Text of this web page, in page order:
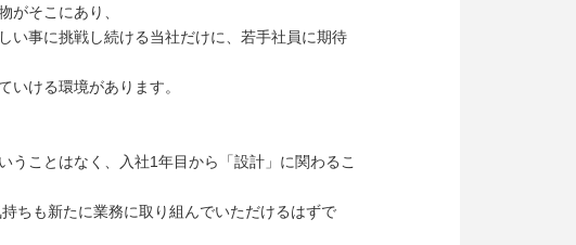
がそこにあり、
い事に挑戦し続ける当社だけに、若手社員に期待
いける環境があります。
ことはなく、入社1年目から「設計」に関わるこ
ちも新たに業務に取り組んでいただけるはずで